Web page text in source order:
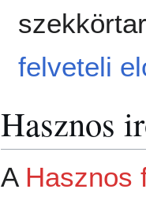
felveteli
Hasznos
A Hasznos